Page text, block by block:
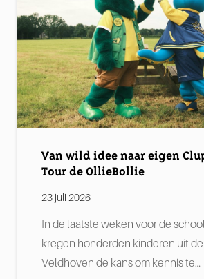
Van wild idee naar eigen
Tour de OllieBollie
23 juli 2026
In de laatste weken voor de
kregen honderden kinderen uit
Veldhoven de kans om kennis te…